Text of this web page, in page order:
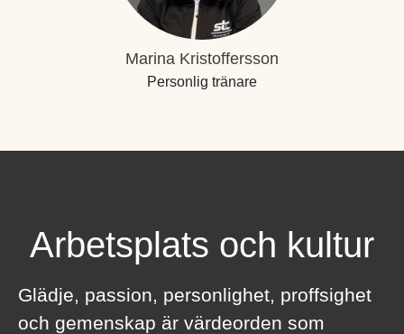
Marina Kristoffersson
Personlig tränare
Arbetsplats och kultur
Glädje, passion, personlighet, proffsighet
och gemenskap är värdeorden som